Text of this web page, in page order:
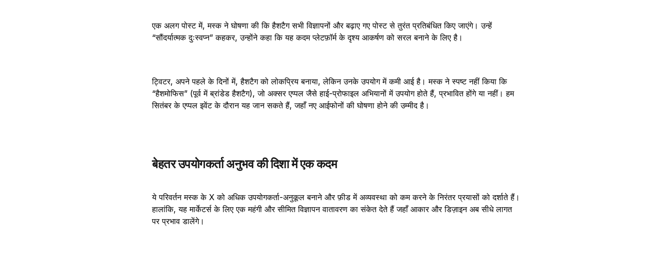
एक अलग पोस्ट में, मस्क ने घोषणा की कि हैशटैग सभी विज्ञापनों और बढ़ाए गए पोस्ट से तुरंत प्रतिबंधित किए जाएंगे। उन्हें
“सौंदर्यात्मक दुःस्वप्न” कहकर, उन्होंने कहा कि यह कदम प्लेटफ़ॉर्म के दृश्य आकर्षण को सरल बनाने के लिए है।
ट्विटर, अपने पहले के दिनों में, हैशटैग को लोकप्रिय बनाया, लेकिन उनके उपयोग में कमी आई है। मस्क ने स्पष्ट नहीं किया कि
“हैशमोफिस” (पूर्व में ब्रांडेड हैशटैग), जो अक्सर एप्पल जैसे हाई-प्रोफाइल अभियानों में उपयोग होते हैं, प्रभावित होंगे या नहीं। हम
सितंबर के एप्पल इवेंट के दौरान यह जान सकते हैं, जहाँ नए आईफोनों की घोषणा होने की उम्मीद है।
बेहतर उपयोगकर्ता अनुभव की दिशा में एक कदम
ये परिवर्तन मस्क के X को अधिक उपयोगकर्ता-अनुकूल बनाने और फ़ीड में अव्यवस्था को कम करने के निरंतर प्रयासों को दर्शाते हैं।
हालांकि, यह मार्केटर्स के लिए एक महंगी और सीमित विज्ञापन वातावरण का संकेत देते हैं जहाँ आकार और डिज़ाइन अब सीधे लागत
पर प्रभाव डालेंगे।